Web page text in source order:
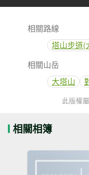
相關路線
塔山步道(
相關山岳
大塔山
此版權
相關相簿